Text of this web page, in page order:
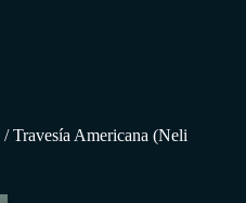
/Travesía Americana (Neli